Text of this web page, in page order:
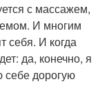
с массажем,
И многим
себя. И когда
да, конечно, я
дорогую